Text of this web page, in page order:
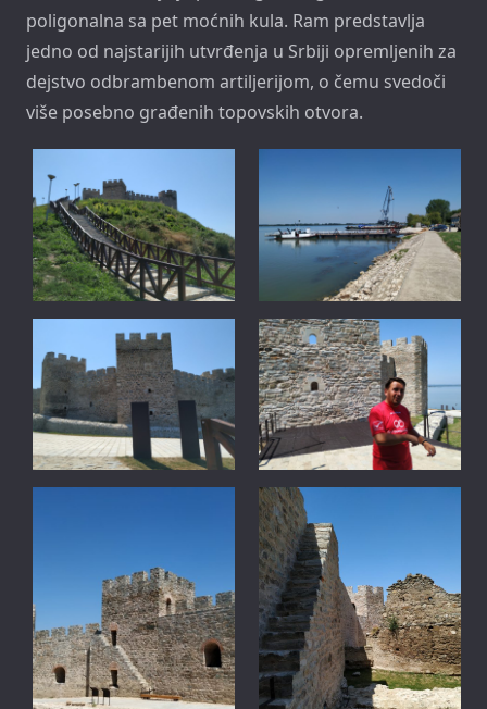
poligonalna sa pet moćnih kula. Ram predstavlja
jedno od najstarijih utvrđenja u Srbiji opremljenih za
dejstvo odbrambenom artiljerijom, o čemu svedoči
više posebno građenih topovskih otvora.